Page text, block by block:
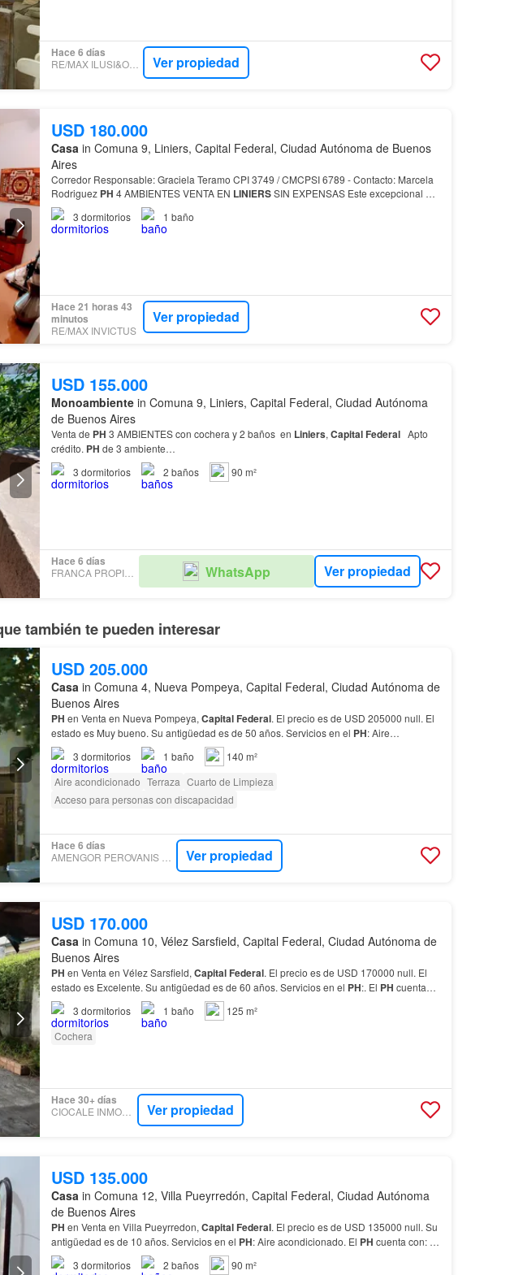
Hace 6 días
RE/MAX ILUSI&OACUTE;N Ver propiedad
USD 180.000
Casa in Comuna 9, Liniers, Capital Federal, Ciudad Autónoma de Buenos
Aires
Corredor Responsable: Graciela Teramo CPI 3749 / CMCPSI 6789 - Contacto: Marcela
Rodriguez PH 4 AMBIENTES VENTA EN LINIERS SIN EXPENSAS Este excepcional PH
de 256 m² totales, primer piso por escalera, se encuentra ubicado…
3 dormitorios 1 baño
Hace 21 horas 43
minutos
RE/MAX INVICTUS
Ver propiedad
USD 155.000
Monoambientein Comuna 9, Liniers, Capital Federal, Ciudad Autónoma
de Buenos Aires
Venta de PH 3 AMBIENTES con cochera y 2 baños en Liniers, Capital FederalApto
crédito. PH de 3 ambiente…
3 dormitorios 2 baños 90 m²
Hace 6 días
FRANCA PROPIEDADES WhatsApp Ver propiedad
también te pueden interesar
USD 205.000
Casa in Comuna 4, Nueva Pompeya, Capital Federal, Ciudad Autónoma de
Buenos Aires
PH en Venta en Nueva Pompeya, Capital Federal. El precio es de USD 205000 null. El
estado es Muy bueno. Su antigüedad es de 50 años. Servicios en el PH: Aire
acondicionado. El
PHcuenta con: 3 Habitaciones…
3 dormitorios 1 baño
140 m²
Aire acondicionado Terraza Cuarto de Limpieza
Acceso para personas con discapacidad
Hace 6 días
Ver propiedad
USD 170.000
Casa in Comuna 10, Vélez Sarsfield, Capital Federal, Ciudad Autónoma de
Buenos Aires
PH en Venta en Vélez Sarsfield, Capital Federal. El precio es de USD 170000 null. El
estado es Excelente. Su antigüedad es de 60 años. Servicios en el PH:. El PH cuenta
con: 3 Habitaciones. 1 Baño…
3 dormitorios 1 baño
125 m²
Cochera
Hace 30+ días
CIOCALE INMOBILIARIA Ver propiedad
USD 135.000
Casa in Comuna 12, Villa Pueyrredón, Capital Federal, Ciudad Autónoma
de Buenos Aires
PH en Venta en Villa Pueyrredon, Capital Federal. El precio es de USD 135000 null. Su
antigüedad es de 10 años. Servicios en el PH: Aire acondicionado. El PH cuenta con: 3
Habitaciones…
3 dormitorios 2 baños
90 m²